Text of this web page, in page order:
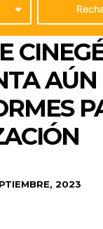
ESTE
AÚN
2023